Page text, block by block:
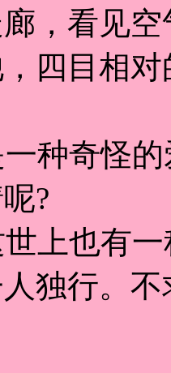
，看见
四目相
奇怪的
?
也有一
独行。